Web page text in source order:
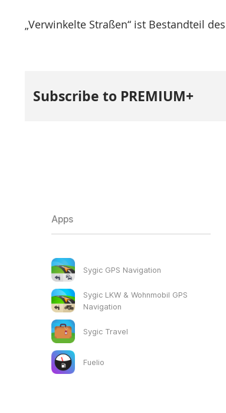
„Verwinkelte Straßen“ ist Bestandteil
Subscribe to PREMIUM+
Apps
Sygic GPS Navigation
Sygic LKW & Wohnmobil GPS
Navigation
Sygic Travel
Fuelio